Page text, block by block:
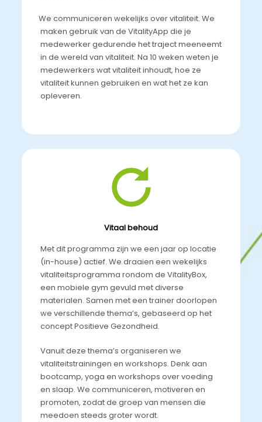
We communiceren wekelijks over vitaliteit. We
maken gebruik van de VitalityApp die je
medewerker gedurende het traject meeneemt
in de wereld van vitaliteit. Na 10 weken weten je
medewerkers wat vitaliteit inhoudt, hoe ze
vitaliteit kunnen gebruiken en wat het ze kan
opleveren.
Vitaal behoud
Met dit programma zijn we een jaar op locatie
(in-house) actief. We draaien een wekelijks
vitaliteitsprogramma rondom de VitalityBox,
een mobiele gym gevuld met diverse
materialen. Samen met een trainer doorlopen
we verschillende thema’s, gebaseerd op het
concept Positieve Gezondheid.
Vanuit deze thema’s organiseren we
vitaliteitstrainingen en workshops. Denk aan
bootcamp, yoga en workshops over voeding
en slaap. We communiceren, motiveren en
promoten, zodat de groep van mensen die
meedoen steeds groter wordt.